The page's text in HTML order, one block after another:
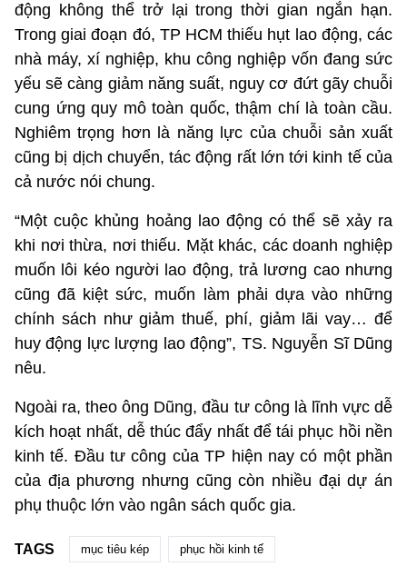
động không thể trở lại trong thời gian ngắn hạn.
Trong giai đoạn đó, TP HCM thiếu hụt lao động, các
nhà máy, xí nghiệp, khu công nghiệp vốn đang sức
yếu sẽ càng giảm năng suất, nguy cơ đứt gãy chuỗi
cung ứng quy mô toàn quốc, thậm chí là toàn cầu.
Nghiêm trọng hơn là năng lực của chuỗi sản xuất
cũng bị dịch chuyển, tác động rất lớn tới kinh tế của
cả nước nói chung.
“Một cuộc khủng hoảng lao động có thể sẽ xảy ra
khi nơi thừa, nơi thiếu. Mặt khác, các doanh nghiệp
muốn lôi kéo người lao động, trả lương cao nhưng
cũng đã kiệt sức, muốn làm phải dựa vào những
chính sách như giảm thuế, phí, giảm lãi vay… để
huy động lực lượng lao động”, TS. Nguyễn Sĩ Dũng
nêu.
Ngoài ra, theo ông Dũng, đầu tư công là lĩnh vực dễ
kích hoạt nhất, dễ thúc đẩy nhất để tái phục hồi nền
kinh tế. Đầu tư công của TP hiện nay có một phần
của địa phương nhưng cũng còn nhiều đại dự án
phụ thuộc lớn vào ngân sách quốc gia.
TAGS mục tiêu kép phục hồi kinh tế